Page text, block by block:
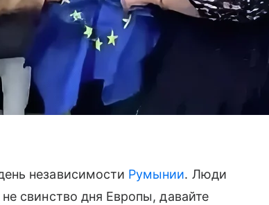
независимости Румынии. Люди
свинство дня Европы, давайте